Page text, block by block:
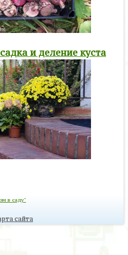
и деление куста
в саду"
сайта